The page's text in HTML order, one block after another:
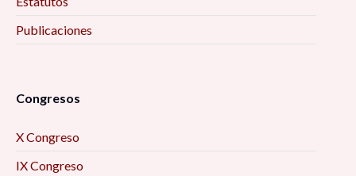
Publicaciones
Congresos
X Congreso
IX Congreso